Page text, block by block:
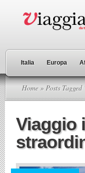
Italia Europa
Home » Posts
Viaggio